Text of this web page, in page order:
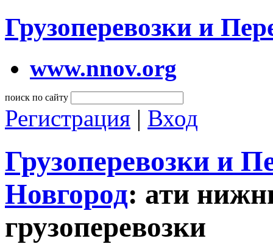
Грузоперевозки и
www.nnov.org
поиск по сайту
Регистрация | Вход
Грузоперевозки и
Новгород: ати
грузоперевозки